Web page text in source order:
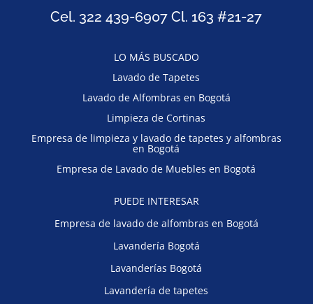
Cel. 322 439-6907 Cl. 163 #21-27
LO MÁS BUSCADO
Lavado de Tapetes
Lavado de Alfombras en Bogotá
Limpieza de Cortinas
Empresa de limpieza y lavado de tapetes y alfombras
en Bogotá
Empresa de Lavado de Muebles en Bogotá
PUEDE INTERESAR
Empresa de lavado de alfombras en Bogotá
Lavandería Bogotá
Lavanderías Bogotá
Lavandería de tapetes